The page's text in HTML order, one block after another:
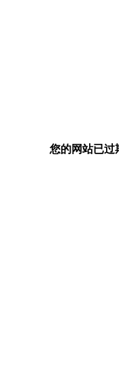
您的网站已过